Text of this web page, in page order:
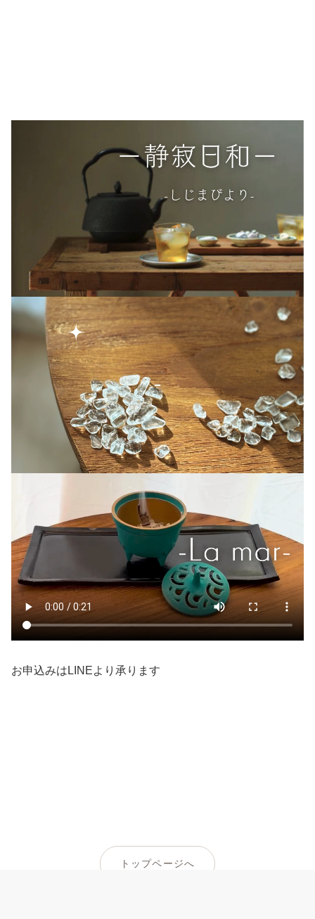
お申込みはLINEより承ります
トップページへ